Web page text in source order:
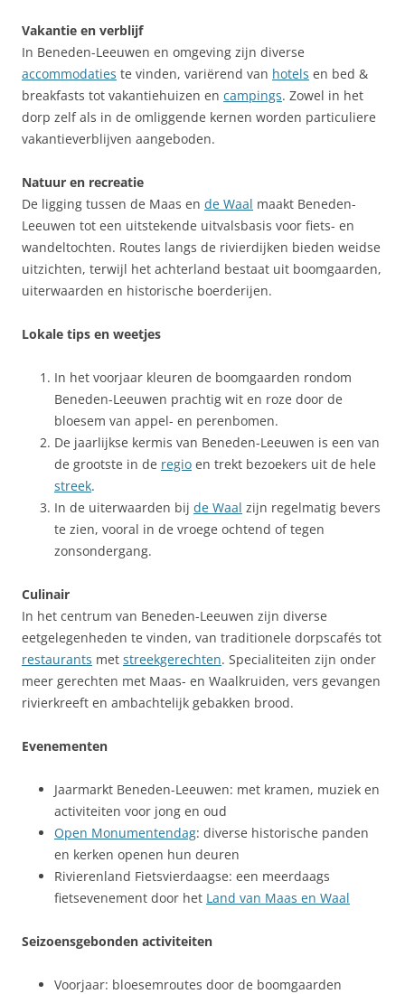
Vakantie en verblijf
In Beneden-Leeuwen en omgeving zijn diverse
accommodaties te vinden, variërend van hotels en bed &
breakfasts tot vakantiehuizen en campings. Zowel in het
dorp zelf als in de omliggende kernen worden particuliere
vakantieverblijven aangeboden.
Natuur en recreatie
De ligging tussen de Maas en de Waal maakt Beneden-
Leeuwen tot een uitstekende uitvalsbasis voor fiets- en
wandeltochten. Routes langs de rivierdijken bieden weidse
uitzichten, terwijl het achterland bestaat uit boomgaarden,
uiterwaarden en historische boerderijen.
Lokale tips en weetjes
In het voorjaar kleuren de boomgaarden rondom
Beneden-Leeuwen prachtig wit en roze door de
bloesem van appel- en perenbomen.
De jaarlijkse kermis van Beneden-Leeuwen is een van
de grootste in de regio en trekt bezoekers uit de hele
streek.
In de uiterwaarden bij de Waal zijn regelmatig bevers
te zien, vooral in de vroege ochtend of tegen
zonsondergang.
Culinair
In het centrum van Beneden-Leeuwen zijn diverse
eetgelegenheden te vinden, van traditionele dorpscafés tot
restaurants met streekgerechten. Specialiteiten zijn onder
meer gerechten met Maas- en Waalkruiden, vers gevangen
rivierkreeft en ambachtelijk gebakken brood.
Evenementen
Jaarmarkt Beneden-Leeuwen: met kramen, muziek en
activiteiten voor jong en oud
Open Monumentendag: diverse historische panden
en kerken openen hun deuren
Rivierenland Fietsvierdaagse: een meerdaags
fietsevenement door het Land van Maas en Waal
Seizoensgebonden activiteiten
Voorjaar: bloesemroutes door de boomgaarden